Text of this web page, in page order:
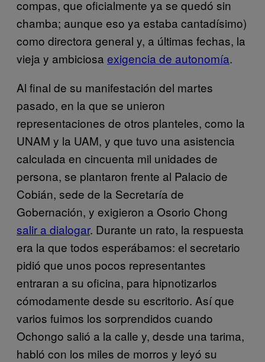
compas, que oficialmente ya se quedó sin
chamba; aunque eso ya estaba cantadísimo)
como directora general y, a últimas fechas, la
vieja y ambiciosa exigencia de autonomía.
Al final de su manifestación del martes
pasado, en la que se unieron
representaciones de otros planteles, como la
UNAM y la UAM, y que tuvo una asistencia
calculada en cincuenta mil unidades de
persona, se plantaron frente al Palacio de
Cobián, sede de la Secretaría de
Gobernación, y exigieron a Osorio Chong
salir a dialogar. Durante un rato, la respuesta
era la que todos esperábamos: el secretario
pidió que unos pocos representantes
entraran a su oficina, para hipnotizarlos
cómodamente desde su escritorio. Así que
varios fuimos los sorprendidos cuando
Ochongo salió a la calle y, desde una tarima,
habló con los miles de morros y leyó su